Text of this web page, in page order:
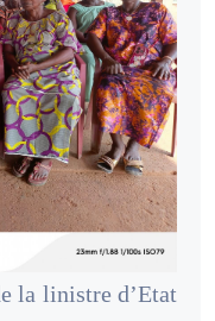
la linistre d’Etat